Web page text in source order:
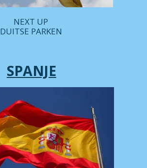
NEXT UP
DUITSE PARKEN
SPANJE